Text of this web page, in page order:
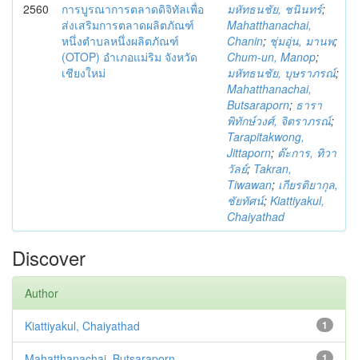
2560
การบูรณาการตลาดดิจิทัลเพื่อ
ส่งเสริมการตลาดผลิตภัณฑ์
หนึ่งตำบลหนึ่งผลิตภัณฑ์
(OTOP) อำเภอแม่ริม จังหวัด
เชียงใหม่
มหัทธนชัย, ชนินทร์;
Mahatthanachai,
Chanin; ชุ่มอุ่น, มานพ;
Chum-un, Manop;
มหัทธนชัย, บุษราภรณ์;
Mahatthanachai,
Butsaraporn; ธารา
พิทักษ์วงศ์, จิตราภรณ์;
Tarapitakwong,
Jittaporn; ต๊ะการ, ทิวา
วัลย์; Takran,
Tiwawan; เกียรติยากุล,
ชัยทัศน์; Kiattiyakul,
Chaiyathad
Discover
Author
1
Kiattiyakul, Chaiyathad